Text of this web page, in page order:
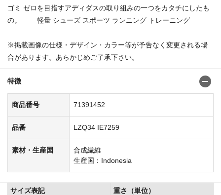
ゴミ ゼロを目指すアディダスの取り組みの一つをカタチにしたも
の。 軽量 シューズ スポーツ ランニング トレーニング
※掲載画像の仕様・デザイン・カラー等が予告なく変更される場
合があります。あらかじめご了承下さい。
特徴
商品番号 71391452
品番 LZQ34 IE7259
素材・生産国
合成繊維
生産国：Indonesia
サイズ表記
重さ（単位）